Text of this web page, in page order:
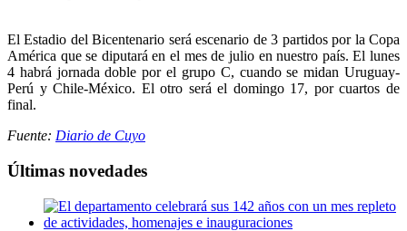
El Estadio del Bicentenario será escenario de 3 partidos por la Copa
América que se diputará en el mes de julio en nuestro país. El lunes
4 habrá jornada doble por el grupo C, cuando se midan Uruguay-
Perú y Chile-México. El otro será el domingo 17, por cuartos de
final.
Fuente: Diario de Cuyo
Últimas novedades